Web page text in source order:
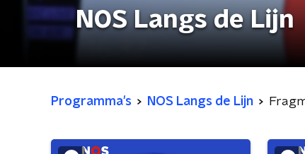
NOS Langs de Lijn
Programma's NOS Langs de Lijn